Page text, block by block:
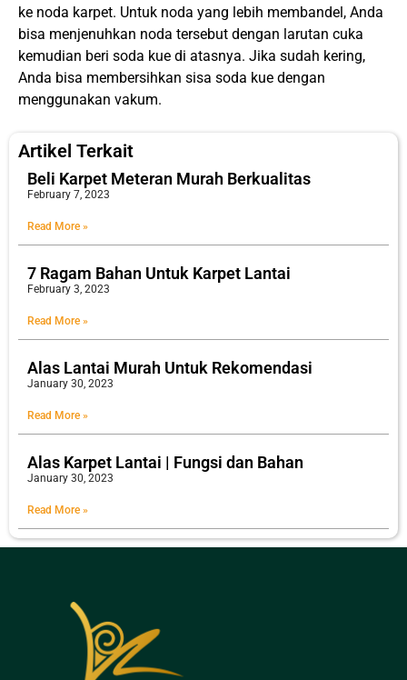
ke noda karpet. Untuk noda yang lebih membandel, Anda
bisa menjenuhkan noda tersebut dengan larutan cuka
kemudian beri soda kue di atasnya. Jika sudah kering,
Anda bisa membersihkan sisa soda kue dengan
menggunakan vakum.
Artikel Terkait
Beli Karpet Meteran Murah Berkualitas
February 7, 2023
Read More »
7 Ragam Bahan Untuk Karpet Lantai
February 3, 2023
Read More »
Alas Lantai Murah Untuk Rekomendasi
January 30, 2023
Read More »
Alas Karpet Lantai | Fungsi dan Bahan
January 30, 2023
Read More »